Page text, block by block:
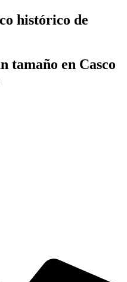
histórico de
tamaño en Casco